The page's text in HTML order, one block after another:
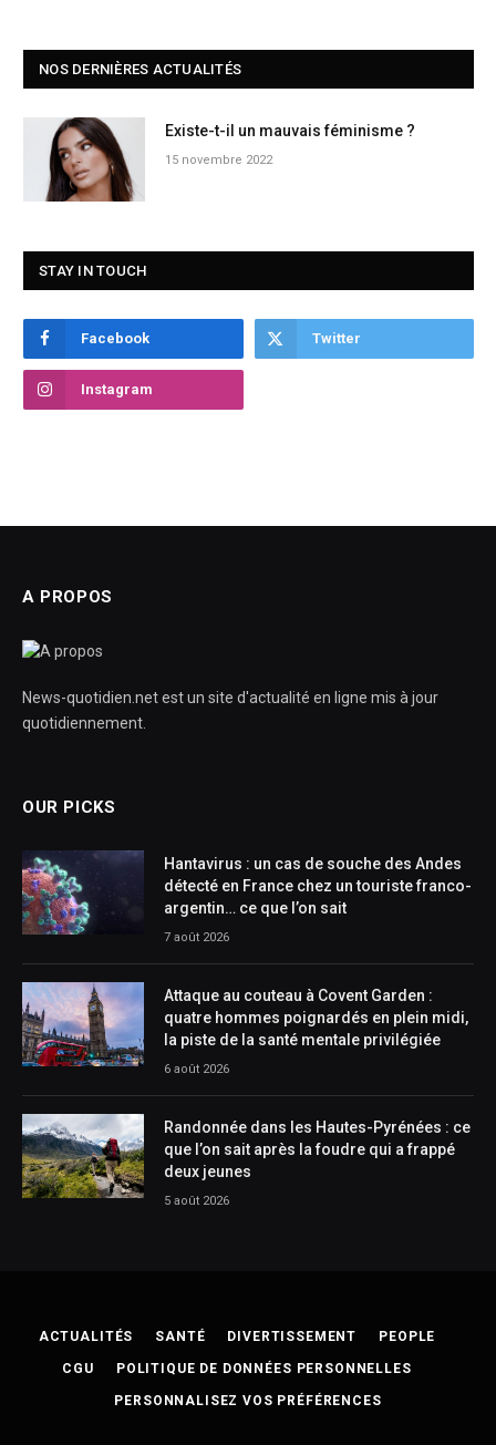
NOS DERNIÈRES ACTUALITÉS
Existe-t-il un mauvais féminisme ?
15 novembre 2022
STAY IN TOUCH
Facebook Twitter
Instagram
A PROPOS
News-quotidien.net est un site d'actualité en ligne mis à jour
quotidiennement.
OUR PICKS
Hantavirus : un cas de souche des Andes
détecté en France chez un touriste franco-
argentin… ce que l’on sait
7 août 2026
Attaque au couteau à Covent Garden :
quatre hommes poignardés en plein midi,
la piste de la santé mentale privilégiée
6 août 2026
Randonnée dans les Hautes-Pyrénées : ce
que l’on sait après la foudre qui a frappé
deux jeunes
5 août 2026
ACTUALITÉS SANTÉ DIVERTISSEMENT PEOPLE
CGU POLITIQUE DE DONNÉES PERSONNELLES
PERSONNALISEZ VOS PRÉFÉRENCES